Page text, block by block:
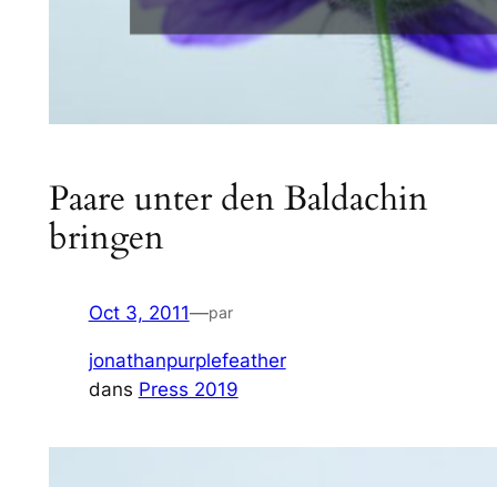
Paare unter den Baldachin
bringen
Oct 3, 2011—par
jonathanpurplefeather
dans Press 2019